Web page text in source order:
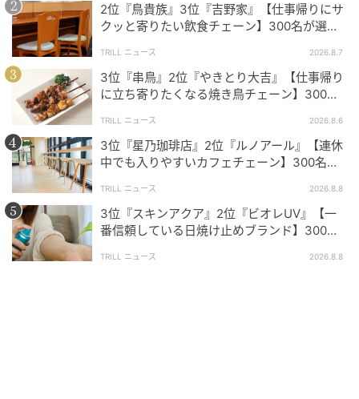
以上、コンビニおにぎりランキングをご紹介しまし
た！それぞれのブランドのこだわりや違いがリアルな
声から伝わってきます。おにぎりは身近な存在だから
こそ、ちょっとした違いにもたくさんのこだわりと発
見があるのかもしれません。ぜひ皆さんも気になるお
にぎりを食べ比べしてみてはいかがでしょうか。
調査方法：インターネットサービスによる任意回答
（自由回答式）
調査実施日：2026年3月30日
調査対象：全国の10代〜60代の男女
2位『鳥貴族』3位『吉野家』【仕事帰りにサ
クッと寄りたい飲食チェーン】300名が選ぶ1
TRILL ニュース 2026.8.7
3位『串鳥』2位『やきとり大吉』【仕事帰り
に立ち寄りたくなる焼き鳥チェーン】300名
TRILL ニュース 2026.8.6
3位『星乃珈琲店』2位『ルノアール』【連休
中でも入りやすいカフェチェーン】300名が
TRILL ニュース 2026.8.8
3位『スキンアクア』2位『ビオレUV』【一
番信頼している日焼け止めブランド】300名
かった」
TRILL ニュース 2026.8.8